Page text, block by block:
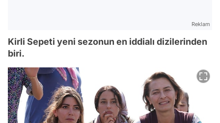
Reklam
Kirli Sepeti yeni sezonun en iddialı dizilerinden
biri.